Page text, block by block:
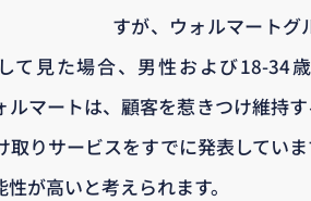
すが、ウォルマートグ
て見た場合、男性および18-34
マートは、顧客を惹きつけ維持
りサービスをすでに発表してい
が高いと考えられます。